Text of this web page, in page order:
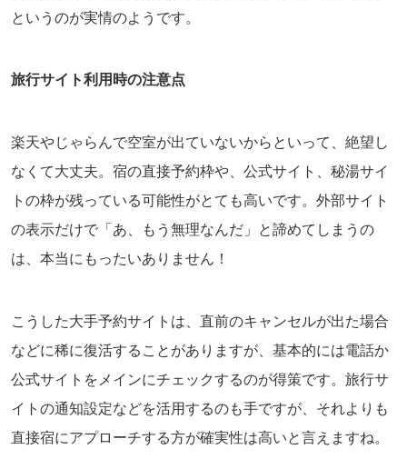
というのが実情のようです。
旅行サイト利用時の注意点
楽天やじゃらんで空室が出ていないからといって、絶望し
なくて大丈夫。宿の直接予約枠や、公式サイト、秘湯サイ
トの枠が残っている可能性がとても高いです。外部サイト
の表示だけで「あ、もう無理なんだ」と諦めてしまうの
は、本当にもったいありません！
こうした大手予約サイトは、直前のキャンセルが出た場合
などに稀に復活することがありますが、基本的には電話か
公式サイトをメインにチェックするのが得策です。旅行サ
イトの通知設定などを活用するのも手ですが、それよりも
直接宿にアプローチする方が確実性は高いと言えますね。